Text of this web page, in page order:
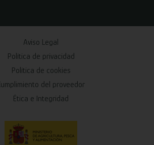
Aviso Legal
Política de privacidad
Política de cookies
del proveedor
Ética e Integridad